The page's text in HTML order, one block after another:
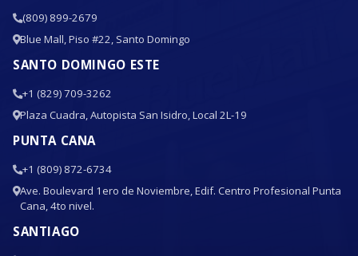
(809) 899-2679
Blue Mall, Piso #22, Santo Domingo
SANTO DOMINGO ESTE
+1 (829) 709-3262
Plaza Cuadra, Autopista San Isidro, Local 2L-19
PUNTA CANA
+1 (809) 872-6734
Ave. Boulevard 1ero de Noviembre, Edif. Centro Profesional Punta
Cana, 4to nivel.
SANTIAGO